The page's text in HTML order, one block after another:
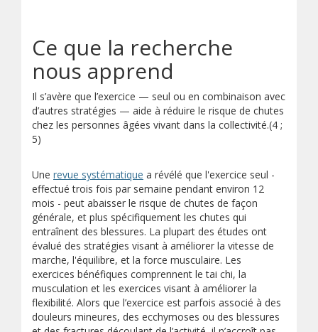
Ce que la recherche
nous apprend
Il s’avère que l’exercice — seul ou en combinaison avec
d’autres stratégies — aide à réduire le risque de chutes
chez les personnes âgées vivant dans la collectivité.(4 ;
5)
Une revue systématique a révélé que l'exercice seul -
effectué trois fois par semaine pendant environ 12
mois - peut abaisser le risque de chutes de façon
générale, et plus spécifiquement les chutes qui
entraînent des blessures. La plupart des études ont
évalué des stratégies visant à améliorer la vitesse de
marche, l'équilibre, et la force musculaire. Les
exercices bénéfiques comprennent le tai chi, la
musculation et les exercices visant à améliorer la
flexibilité. Alors que l’exercice est parfois associé à des
douleurs mineures, des ecchymoses ou des blessures